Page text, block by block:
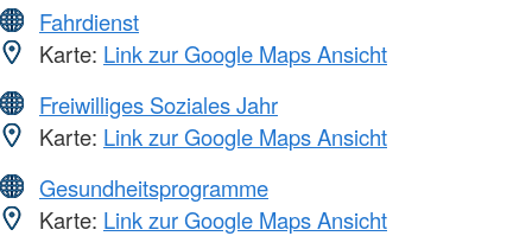
Fahrdienst
Karte: Link zur Google Maps Ansicht
Freiwilliges Soziales Jahr
Karte: Link zur Google Maps Ansicht
Gesundheitsprogramme
Karte: Link zur Google Maps Ansicht